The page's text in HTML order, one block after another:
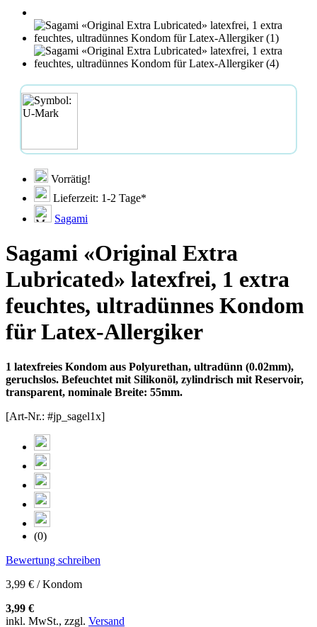
Vorrätig!
Lieferzeit: 1-2 Tage*
Sagami
Sagami «Original Extra
Lubricated» latexfrei, 1 extra
feuchtes, ultradünnes Kondom
für Latex-Allergiker
1 latexfreies Kondom aus Polyurethan, ultradünn (0.02mm),
geruchslos. Befeuchtet mit Silikonöl, zylindrisch mit Reservoir,
transparent, nominale Breite: 55mm.
[Art-Nr.: #jp_sagel1x]
(0)
Bewertung schreiben
3,99 € / Kondom
3,99 €
inkl. MwSt., zzgl. Versand